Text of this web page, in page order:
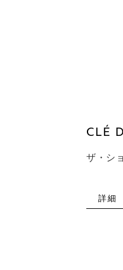
CLÉ
ザ・シ
詳細